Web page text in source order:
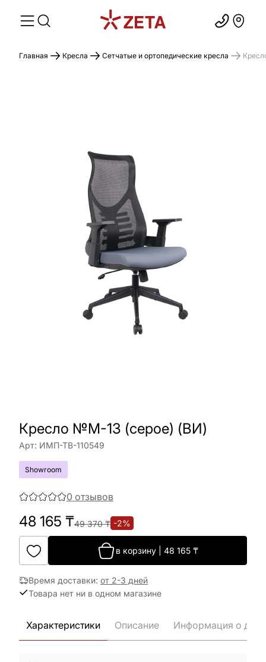
Главная Кресла Сетчатые и ортопедические кресла
Кресло №M-13 (серое) (ВИ)
Арт: ИМП-ТВ-110549
Showroom
0 отзывов
48 165 ₸49 370₸ -2%
в корзину 48 165 ₸
Время доставки: от 2-3 дней
Товара нет ни в одном магазине
Характеристики Описание Информация о